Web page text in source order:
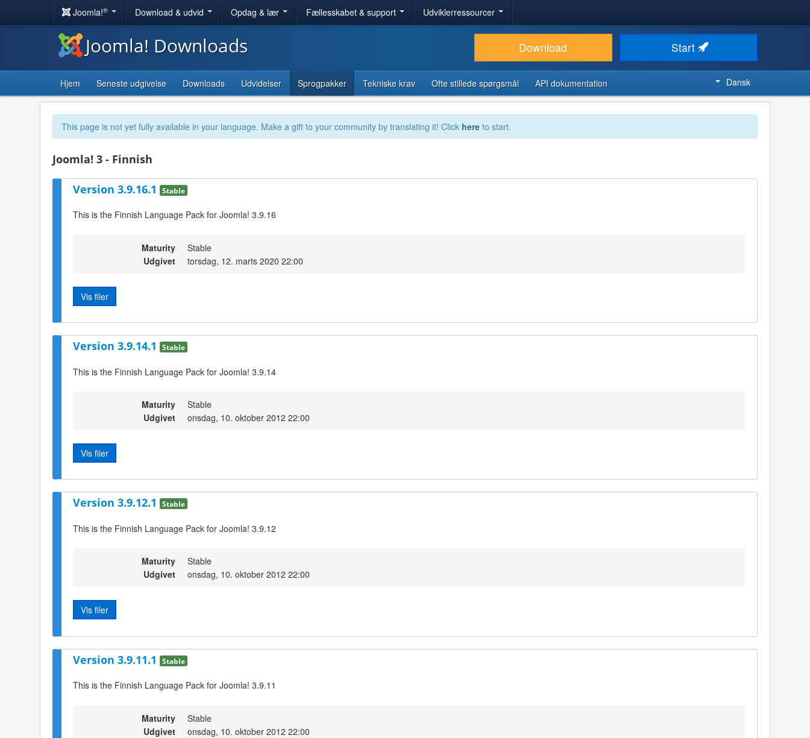
Joomla!® Download & udvid Opdag & lær Fællesskabet & support Udviklerressourcer
Joomla! Downloads Download Start
Hjem Seneste udgivelse Downloads Udvidelser Sprogpakker Tekniske krav Ofte stillede spørgsmål API dokumentation Dansk
This page is not yet fully available in your language. Make a gift to your community by translating it! Click here to start.
Joomla! 3 - Finnish
Version 3.9.16.1 Stable
This is the Finnish Language Pack for Joomla! 3.9.16
Maturity
Stable
Udgivet
torsdag, 12. marts 2020 22:00
Vis filer
Version 3.9.14.1 Stable
This is the Finnish Language Pack for Joomla! 3.9.14
Maturity
Stable
Udgivet
onsdag, 10. oktober 2012 22:00
Vis filer
Version 3.9.12.1 Stable
This is the Finnish Language Pack for Joomla! 3.9.12
Maturity
Stable
Udgivet
onsdag, 10. oktober 2012 22:00
Vis filer
Version 3.9.11.1 Stable
This is the Finnish Language Pack for Joomla! 3.9.11
Maturity
Stable
Udgivet
onsdag, 10. oktober 2012 22:00